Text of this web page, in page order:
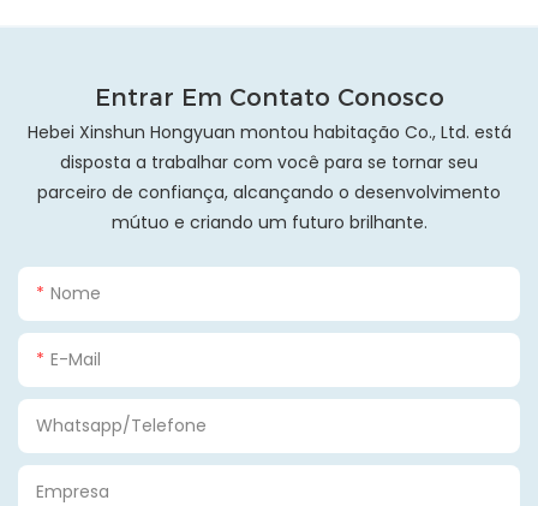
Entrar Em Contato Conosco
Hebei Xinshun Hongyuan montou habitação Co., Ltd. está
disposta a trabalhar com você para se tornar seu
parceiro de confiança, alcançando o desenvolvimento
mútuo e criando um futuro brilhante.
Nome
E-Mail
Whatsapp/Telefone
Empresa